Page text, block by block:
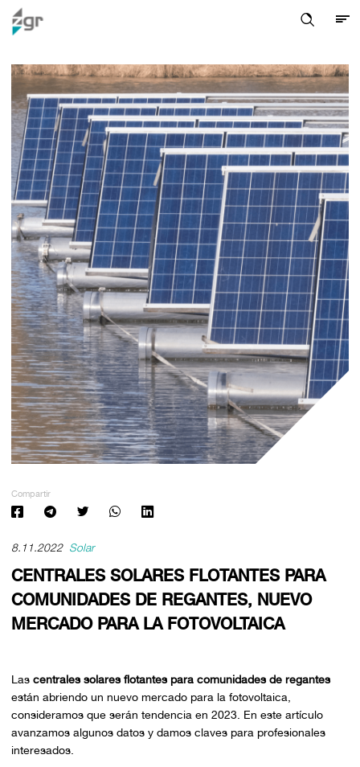
Compartir
8.11.2022 Solar
CENTRALES SOLARES FLOTANTES PARA
COMUNIDADES DE REGANTES, NUEVO
MERCADO PARA LA FOTOVOLTAICA
Lascentrales solares flotantes para comunidades de regantes
están abriendo un nuevo mercado para la fotovoltaica,
consideramos que serán tendencia en 2023. En este artículo
avanzamos algunos datos y damos claves para profesionales
interesados.